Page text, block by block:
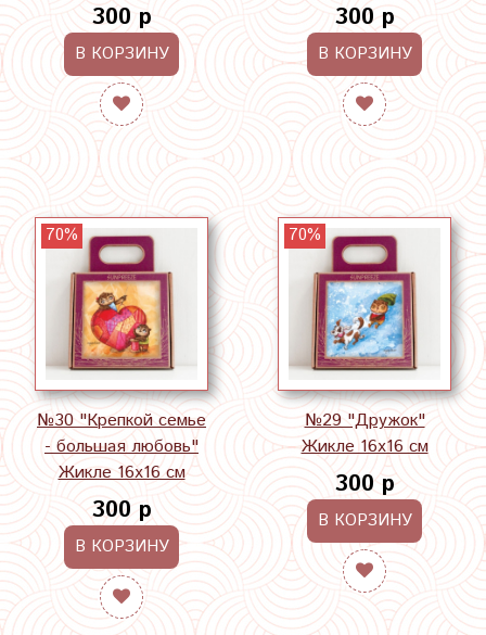
300 р
В КОРЗИНУ
300 р
В КОРЗИНУ
70%
№30 "Крепкой семье
- большая любовь"
Жикле 16х16 см
300 р
В КОРЗИНУ
70%
№29 "Дружок"
Жикле 16х16 см
300 р
В КОРЗИНУ